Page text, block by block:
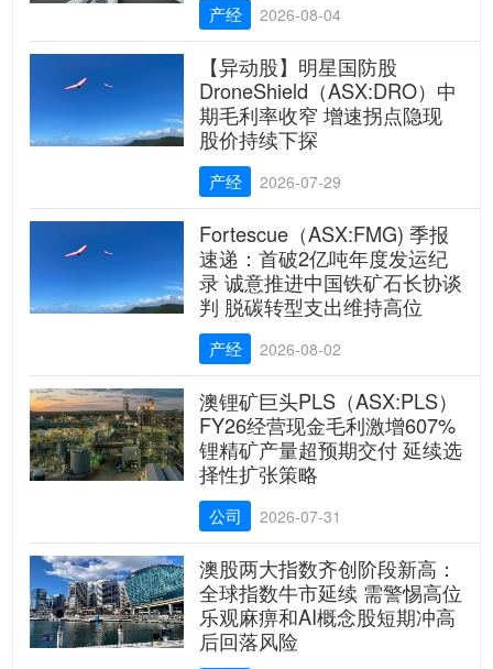
产经 2026-08-04
【异动股】明星国防股
DroneShield（ASX:DRO）中
期毛利率收窄 增速拐点隐现
股价持续下探
产经 2026-07-29
Fortescue（ASX:FMG) 季报
速递：首破2亿吨年度发运纪
录 诚意推进中国铁矿石长协谈
判 脱碳转型支出维持高位
产经 2026-08-02
澳锂矿巨头PLS（ASX:PLS）
FY26经营现金毛利激增607%
锂精矿产量超预期交付 延续选
择性扩张策略
公司 2026-07-31
澳股两大指数齐创阶段新高：
全球指数牛市延续 需警惕高位
乐观麻痹和AI概念股短期冲高
后回落风险